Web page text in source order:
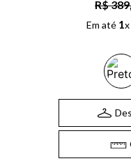
R$
Em até 1x